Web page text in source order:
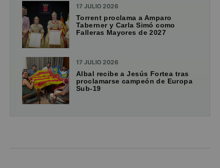
17 JULIO 2026
Torrent proclama a Amparo
Taberner y Carla Simó como
Falleras Mayores de 2027
17 JULIO 2026
Albal recibe a Jesús Fortea tras
proclamarse campeón de Europa
Sub-19